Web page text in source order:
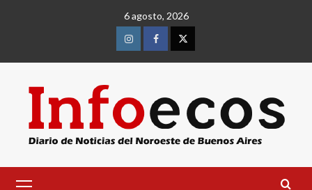
6 agosto, 2026
InstagramFacebookTwitter